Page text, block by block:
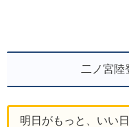
二ノ宮陸
明日がもっと、いい